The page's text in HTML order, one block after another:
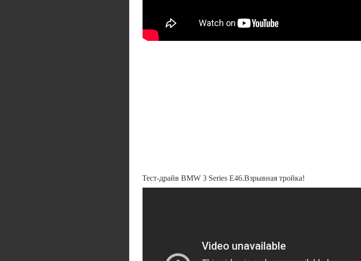
Тест-драйв BMW 3 Series E46.Взрывная тройка!